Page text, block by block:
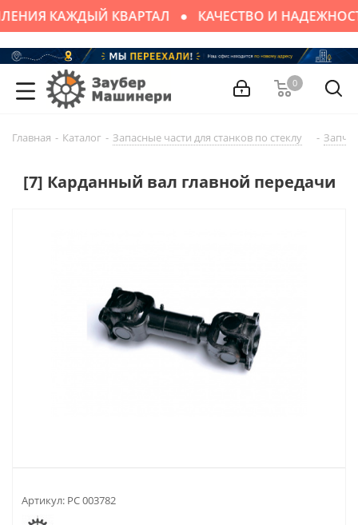
КАЖДЫЙ КВАРТАЛ КАЧЕСТВО И
0
Главная - Каталог - Запасные части для cтaнков по стеклу -
[7] Карданный вал главной передачи
Артикул: РС 003782